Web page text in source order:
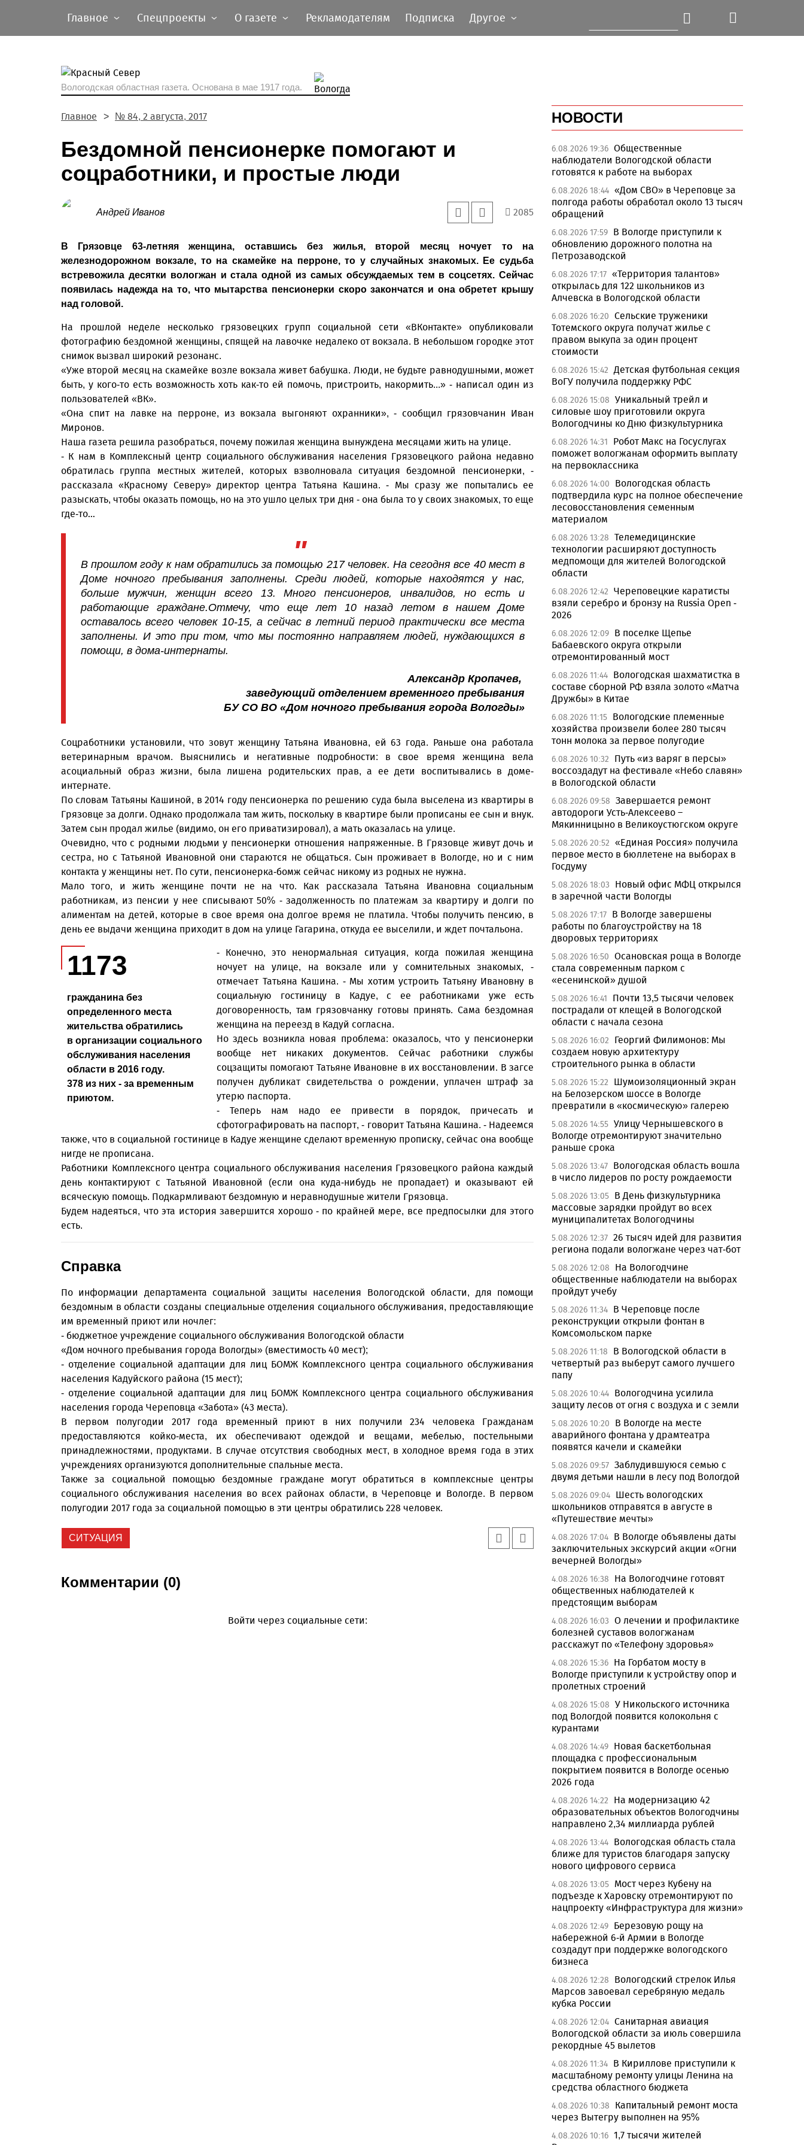
Главное Спецпроекты О газете Рекламодателям Подписка Другое
Вологодская областная газета. Основана в мае 1917 года.
Главное № 84, 2 августа, 2017
Бездомной пенсионерке помогают и
соцработники, и простые люди
Андрей Иванов 2085
В Грязовце 63-летняя женщина, оставшись без жилья, второй месяц ночует то на
железнодорожном вокзале, то на скамейке на перроне, то у случайных знакомых. Ее судьба
встревожила десятки вологжан и стала одной из самых обсуждаемых тем в соцсетях. Сейчас
появилась надежда на то, что мытарства пенсионерки скоро закончатся и она обретет крышу
над головой.
На прошлой неделе несколько грязовецких групп социальной сети «ВКонтакте» опубликовали
фотографию бездомной женщины, спящей на лавочке недалеко от вокзала. В небольшом городке этот
снимок вызвал широкий резонанс.
«Уже второй месяц на скамейке возле вокзала живет бабушка. Люди, не будьте равнодушными, может
быть, у кого-то есть возможность хоть как-то ей помочь, пристроить, накормить...» - написал один из
пользователей «ВК».
«Она спит на лавке на перроне, из вокзала выгоняют охранники», - сообщил грязовчанин Иван
Миронов.
Наша газета решила разобраться, почему пожилая женщина вынуждена месяцами жить на улице.
- К нам в Комплексный центр социального обслуживания населения Грязовецкого района недавно
обратилась группа местных жителей, которых взволновала ситуация бездомной пенсионерки, -
рассказала «Красному Северу» директор центра Татьяна Кашина. - Мы сразу же попытались ее
разыскать, чтобы оказать помощь, но на это ушло целых три дня - она была то у своих знакомых, то еще
где-то…
В прошлом году к нам обратились за помощью 217 человек. На сегодня все 40 мест в
Доме ночного пребывания заполнены. Среди людей, которые находятся у нас,
больше мужчин, женщин всего 13. Много пенсионеров, инвалидов, но есть и
работающие граждане.Отмечу, что еще лет 10 назад летом в нашем Доме
оставалось всего человек 10-15, а сейчас в летний период практически все места
заполнены. И это при том, что мы постоянно направляем людей, нуждающихся в
помощи, в дома-интернаты.
Александр Кропачев,
заведующий отделением временного пребывания
БУ СО ВО «Дом ночного пребывания города Вологды»
Соцработники установили, что зовут женщину Татьяна Ивановна, ей 63 года. Раньше она работала
ветеринарным врачом. Выяснились и негативные подробности: в свое время женщина вела
асоциальный образ жизни, была лишена родительских прав, а ее дети воспитывались в доме-
интернате.
По словам Татьяны Кашиной, в 2014 году пенсионерка по решению суда была выселена из квартиры в
Грязовце за долги. Однако продолжала там жить, поскольку в квартире были прописаны ее сын и внук.
Затем сын продал жилье (видимо, он его приватизировал), а мать оказалась на улице.
Очевидно, что с родными людьми у пенсионерки отношения напряженные. В Грязовце живут дочь и
сестра, но с Татьяной Ивановной они стараются не общаться. Сын проживает в Вологде, но и с ним
контакта у женщины нет. По сути, пенсионерка-бомж сейчас никому из родных не нужна.
Мало того, и жить женщине почти не на что. Как рассказала Татьяна Ивановна социальным
работникам, из пенсии у нее списывают 50% - задолженность по платежам за квартиру и долги по
алиментам на детей, которые в свое время она долгое время не платила. Чтобы получить пенсию, в
день ее выдачи женщина приходит в дом на улице Гагарина, откуда ее выселили, и ждет почтальона.
1173
гражданина без
определенного места
жительства обратились
в организации социального
обслуживания населения
области в 2016 году.
378 из них - за временным
приютом.
- Конечно, это ненормальная ситуация, когда пожилая женщина
ночует на улице, на вокзале или у сомнительных знакомых, -
отмечает Татьяна Кашина. - Мы хотим устроить Татьяну Ивановну в
социальную гостиницу в Кадуе, с ее работниками уже есть
договоренность, там грязовчанку готовы принять. Сама бездомная
женщина на переезд в Кадуй согласна.
Но здесь возникла новая проблема: оказалось, что у пенсионерки
вообще нет никаких документов. Сейчас работники службы
соцзащиты помогают Татьяне Ивановне в их восстановлении. В загсе
получен дубликат свидетельства о рождении, уплачен штраф за
утерю паспорта.
- Теперь нам надо ее привести в порядок, причесать и
сфотографировать на паспорт, - говорит Татьяна Кашина. - Надеемся
также, что в социальной гостинице в Кадуе женщине сделают временную прописку, сейчас она вообще
нигде не прописана.
Работники Комплексного центра социального обслуживания населения Грязовецкого района каждый
день контактируют с Татьяной Ивановной (если она куда-нибудь не пропадает) и оказывают ей
всяческую помощь. Подкармливают бездомную и неравнодушные жители Грязовца.
Будем надеяться, что эта история завершится хорошо - по крайней мере, все предпосылки для этого
есть.
Справка
По информации департамента социальной защиты населения Вологодской области, для помощи
бездомным в области созданы специальные отделения социального обслуживания, предоставляющие
им временный приют или ночлег:
- бюджетное учреждение социального обслуживания Вологодской области
«Дом ночного пребывания города Вологды» (вместимость 40 мест);
- отделение социальной адаптации для лиц БОМЖ Комплексного центра социального обслуживания
населения Кадуйского района (15 мест);
- отделение социальной адаптации для лиц БОМЖ Комплексного центра социального обслуживания
населения города Череповца «Забота» (43 места).
В первом полугодии 2017 года временный приют в них получили 234 человека Гражданам
предоставляются койко-места, их обеспечивают одеждой и вещами, мебелью, постельными
принадлежностями, продуктами. В случае отсутствия свободных мест, в холодное время года в этих
учреждениях организуются дополнительные спальные места.
Также за социальной помощью бездомные граждане могут обратиться в комплексные центры
социального обслуживания населения во всех районах области, в Череповце и Вологде. В первом
полугодии 2017 года за социальной помощью в эти центры обратились 228 человек.
СИТУАЦИЯ
Комментарии (0)
Войти через социальные сети:
НОВОСТИ
6.08.2026 19:36 Общественные
наблюдатели Вологодской области
готовятся к работе на выборах
6.08.2026 18:44 «Дом СВО» в Череповце за
полгода работы обработал около 13 тысяч
обращений
6.08.2026 17:59 В Вологде приступили к
обновлению дорожного полотна на
Петрозаводской
6.08.2026 17:17 «Территория талантов»
открылась для 122 школьников из
Алчевска в Вологодской области
6.08.2026 16:20 Сельские труженики
Тотемского округа получат жилье с
правом выкупа за один процент
стоимости
6.08.2026 15:42 Детская футбольная секция
ВоГУ получила поддержку РФС
6.08.2026 15:08 Уникальный трейл и
силовые шоу приготовили округа
Вологодчины ко Дню физкультурника
6.08.2026 14:31
Робот Макс на Госуслугах
поможет вологжанам оформить выплату
на первоклассника
6.08.2026 14:00
Вологодская область
подтвердила курс на полное обеспечение
лесовосстановления семенным
материалом
6.08.2026 13:28 Телемедицинские
технологии расширяют доступность
медпомощи для жителей Вологодской
области
6.08.2026 12:42 Череповецкие каратисты
взяли серебро и бронзу на Russia Open -
2026
6.08.2026 12:09 В поселке Щепье
Бабаевского округа открыли
отремонтированный мост
6.08.2026 11:44 Вологодская шахматистка в
составе сборной РФ взяла золото «Матча
Дружбы» в Китае
6.08.2026 11:15 Вологодские племенные
хозяйства произвели более 280 тысяч
тонн молока за первое полугодие
6.08.2026 10:32
Путь «из варяг в персы»
воссоздадут на фестивале «Небо славян»
в Вологодской области
6.08.2026 09:58 Завершается ремонт
автодороги Усть-Алексеево –
Мякинницыно в Великоустюгском округе
5.08.2026 20:52 «Единая Россия» получила
первое место в бюллетене на выборах в
Госдуму
5.08.2026 18:03
Новый офис МФЦ открылся
в заречной части Вологды
5.08.2026 17:17 В Вологде завершены
работы по благоустройству на 18
дворовых территориях
5.08.2026 16:50 Осановская роща в Вологде
стала современным парком с
«есенинской» душой
5.08.2026 16:41
Почти 13,5 тысячи человек
пострадали от клещей в Вологодской
области с начала сезона
5.08.2026 16:02
Георгий Филимонов: Мы
создаем новую архитектуру
строительного рынка в области
5.08.2026 15:22
Шумоизоляционный экран
на Белозерском шоссе в Вологде
превратили в «космическую» галерею
5.08.2026 14:55 Улицу Чернышевского в
Вологде отремонтируют значительно
раньше срока
5.08.2026 13:47 Вологодская область вошла
в число лидеров по росту рождаемости
5.08.2026 13:05 В День физкультурника
массовые зарядки пройдут во всех
муниципалитетах Вологодчины
5.08.2026 12:37 26 тысяч идей для развития
региона подали вологжане через чат-бот
5.08.2026 12:08
На Вологодчине
общественные наблюдатели на выборах
пройдут учебу
5.08.2026 11:34 В Череповце после
реконструкции открыли фонтан в
Комсомольском парке
5.08.2026 11:18
В Вологодской области в
четвертый раз выберут самого лучшего
папу
5.08.2026 10:44 Вологодчина усилила
защиту лесов от огня с воздуха и с земли
5.08.2026 10:20
В Вологде на месте
аварийного фонтана у драмтеатра
появятся качели и скамейки
5.08.2026 09:57 Заблудившуюся семью с
двумя детьми нашли в лесу под Вологдой
5.08.2026 09:04 Шесть вологодских
школьников отправятся в августе в
«Путешествие мечты»
4.08.2026 17:04 В Вологде объявлены даты
заключительных экскурсий акции «Огни
вечерней Вологды»
4.08.2026 16:38
На Вологодчине готовят
общественных наблюдателей к
предстоящим выборам
4.08.2026 16:03 О лечении и профилактике
болезней суставов вологжанам
расскажут по «Телефону здоровья»
4.08.2026 15:36 На Горбатом мосту в
Вологде приступили к устройству опор и
пролетных строений
4.08.2026 15:08 У Никольского источника
под Вологдой появится колокольня с
курантами
4.08.2026 14:49 Новая баскетбольная
площадка с профессиональным
покрытием появится в Вологде осенью
2026 года
4.08.2026 14:22
На модернизацию 42
образовательных объектов Вологодчины
направлено 2,34 миллиарда рублей
4.08.2026 13:44 Вологодская область стала
ближе для туристов благодаря запуску
нового цифрового сервиса
4.08.2026 13:05 Мост через Кубену на
подъезде к Харовску отремонтируют по
нацпроекту «Инфраструктура для жизни»
4.08.2026 12:49 Березовую рощу на
набережной 6-й Армии в Вологде
создадут при поддержке вологодского
бизнеса
4.08.2026 12:28
Вологодский стрелок Илья
Марсов завоевал серебряную медаль
кубка России
4.08.2026 12:04 Санитарная авиация
Вологодской области за июль совершила
рекордные 45 вылетов
4.08.2026 11:34 В Кириллове приступили к
масштабному ремонту улицы Ленина на
средства областного бюджета
4.08.2026 10:38
Капитальный ремонт моста
через Вытегру выполнен на 95%
4.08.2026 10:16 1,7 тысячи жителей